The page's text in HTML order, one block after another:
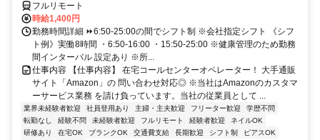
フルリモート
時給1,400円
勤務時間詳細 ⏩6:50-25:00の間でシフト制 ※会社指定シフト 《シフ
ト例》実働8時間 ・6:50-16:00 ・15:50-25:00 ※健康管理のため勤務
間インターバル 設定あり ※所...
仕事内容 【仕事内容】 在宅コールセンターオペレーター！ 大手通販
サイト「Amazon」の 問い合わせ対応◎ ※当社はAmazonのカスタマ
ーサービス業務 を請け負っています。当社の従業員として ...
業界未経験者歓迎 社員登用あり 主婦・主夫歓迎 フリーター歓迎
学歴不問
転勤なし
経験不問 未経験者歓迎 フルリモート 経験者歓迎
ネイルOK
研修あり
在宅OK ブランクOK 交通費支給 長期歓迎 シフト制
ピアスOK